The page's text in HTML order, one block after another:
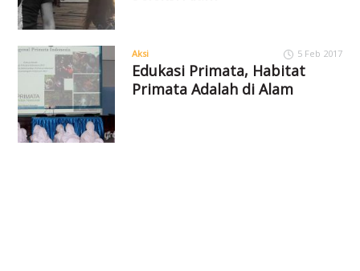
Aksi 5 Feb 2017
Edukasi Primata, Habitat
Primata Adalah di Alam